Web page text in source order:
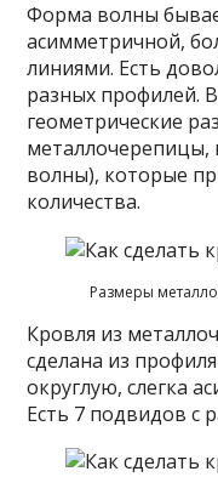
Форма волны
асимметричной,
линиями. Есть
разных профилей.
геометрические
металлочерепицы,
волны), которые
количества.
Размеры
Кровля из
сделана из
округлую, слегка
Есть 7 подвидов с